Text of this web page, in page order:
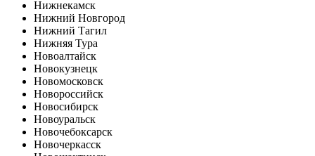
Нижнекамск
Нижний Новгород
Нижний Тагил
Нижняя Тура
Новоалтайск
Новокузнецк
Новомосковск
Новороссийск
Новосибирск
Новоуральск
Новочебоксарск
Новочеркасск